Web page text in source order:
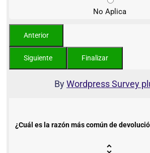
No Aplica
ByWordpress Survey
¿Cuál es la razón más común de